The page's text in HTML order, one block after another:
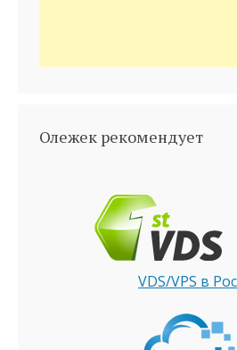
Олежек рекомендует
VDS/VPS в